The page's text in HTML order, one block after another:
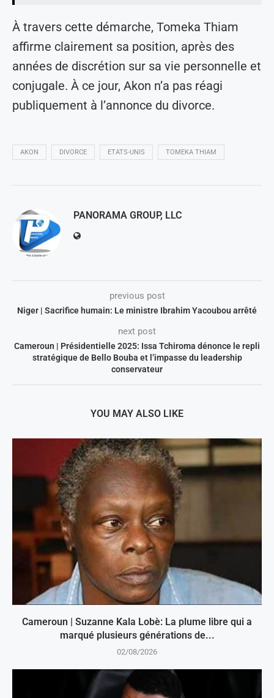
À travers cette démarche, Tomeka Thiam
affirme clairement sa position, après des
années de discrétion sur sa vie personnelle et
conjugale. À ce jour, Akon n’a pas réagi
publiquement à l’annonce du divorce.
AKON DIVORCE ETATS-UNIS TOMEKA THIAM
PANORAMA GROUP, LLC
previous post
Niger | Sacrifice humain: Le ministre Ibrahim Yacoubou arrêté
next post
Cameroun | Présidentielle 2025: Issa Tchiroma dénonce le repli
stratégique de Bello Bouba et l’impasse du leadership
conservateur
YOU MAY ALSO LIKE
Cameroun | Suzanne Kala Lobè: La plume libre qui a
marqué plusieurs générations de...
02/08/2026